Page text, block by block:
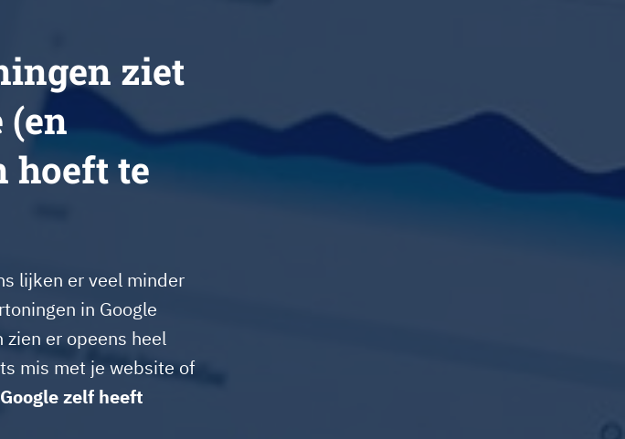
ziet
(en
hoeft te
lijken er veel minder
in Google
er opeens heel
mis met je website of
zelf heeft